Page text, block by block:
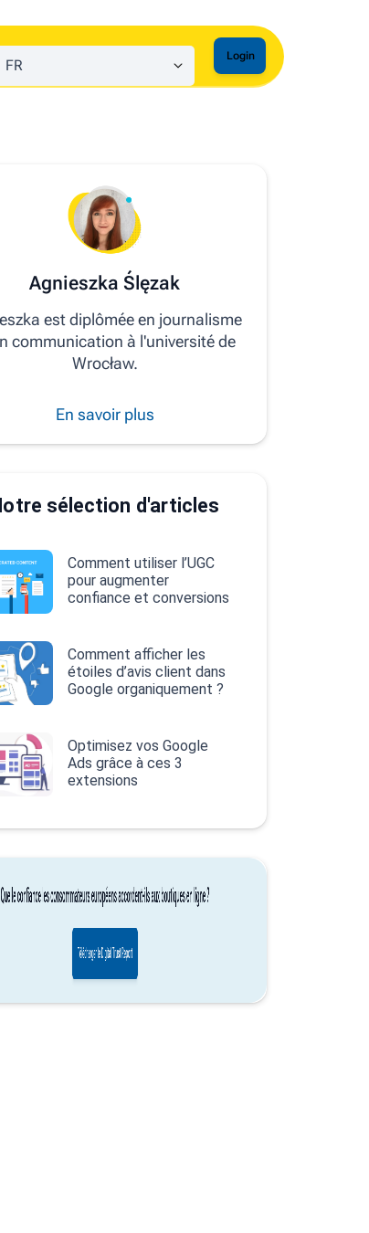
FR
Login
Agnieszka Ślęzak
est diplômée en journalisme
communication à l'université de
Wrocław.
En savoir plus
sélection d'articles
Comment utiliser l’UGC
pour augmenter
confiance et conversions
Comment afficher les
étoiles d’avis client dans
Google organiquement ?
Optimisez vos Google
Ads grâce à ces 3
extensions